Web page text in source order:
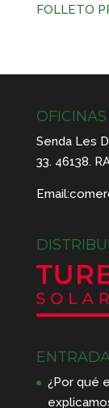
FOLLETO
OFICINAS
Senda Les
33. 46138.
Email:
¿Por qué